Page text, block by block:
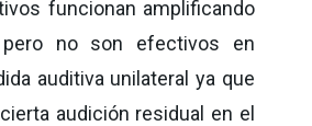
funcionan amplificando
no son efectivos en
auditiva unilateral ya que
audición residual en el